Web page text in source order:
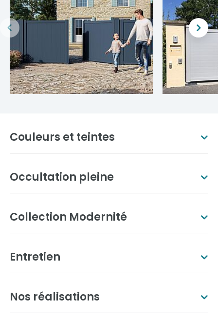
Couleurs et teintes
Aluminium gris
Occultation pleine
Collection Modernité
Entretien
Nos réalisations